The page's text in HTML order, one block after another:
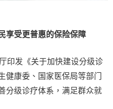
享受更普惠的保险保障
发《关于加快建设分级诊
健康委、国家医保局等部门
分级诊疗体系，满足群众就